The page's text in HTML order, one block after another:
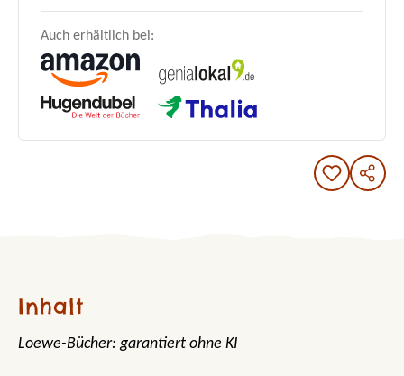
Auch erhältlich bei:
Inhalt
Loewe-Bücher: garantiert ohne KI